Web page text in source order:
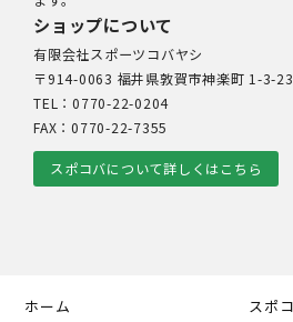
ショップについて
有限会社スポーツコバヤシ
〒914-0063 福井県敦賀市神楽町 1-3-23
TEL：0770-22-0204
FAX：0770-22-7355
スポコバについて詳しくはこちら
ホーム スポ